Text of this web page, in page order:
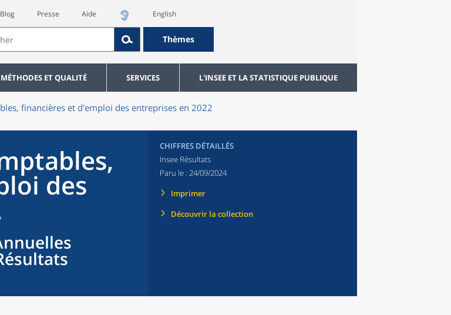
Blog Presse Aide English
Thèmes
ET QUALITÉ SERVICES L'INSEE ET LA STATISTIQUE PUBLIQUE
financières et d'emploi des entreprises en 2022
des
CHIFFRES DÉTAILLÉS
Insee Résultats
Paru le : 24/09/2024
Imprimer
Découvrir la collection